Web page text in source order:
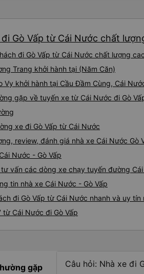
Gò Vấp từ Cái Nước chất
đi Gò Vấp từ Cái Nước chất lượng
Trang khởi hành tại (Năm Căn)
Vy khởi hành tại Cầu Đầm Cùng, Cái
gặp về tuyến xe từ Cái Nước đi Gò
xe đi Gò Vấp từ Cái Nước
review, đánh giá nhà xe Cái Nước Gò
Nước - Gò Vấp
tư vấn các dòng xe chạy tuyến đường
tin nhà xe Cái Nước - Gò Vấp
đi Gò Vấp từ Cái Nước nhanh và uy tín
Cái Nước đi Gò Vấp
gặp
Câu hỏi: Nhà xe đi